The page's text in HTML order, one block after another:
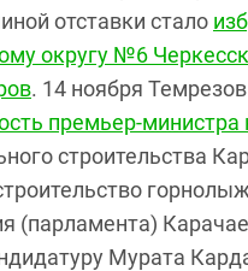
отставки стало
округу №6
. 14 ноября Темрезов
премьер-
строительства
(парламента)
Мурата